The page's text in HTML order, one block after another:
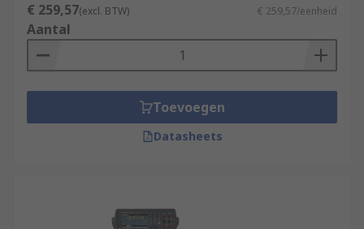
€ 259,57(excl. BTW) € 259,57/eenheid
Aantal
Toevoegen
Datasheets